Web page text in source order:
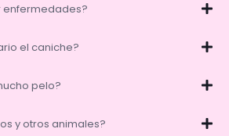
enfermedades?
el caniche?
pelo?
y otros animales?